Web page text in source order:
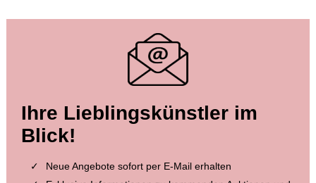
Ihre Lieblingskünstler im
Blick!
Neue Angebote sofort per E-Mail erhalten